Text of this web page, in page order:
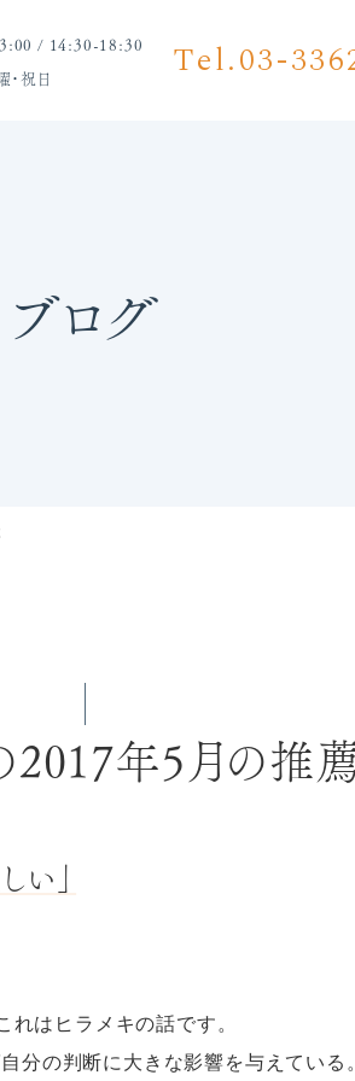
/ 14:30-18:30
・祝日 Tel.03-
ブログ
2017年5月の推
い」
はヒラメキの話です。
分の判断に大きな影響を与えている